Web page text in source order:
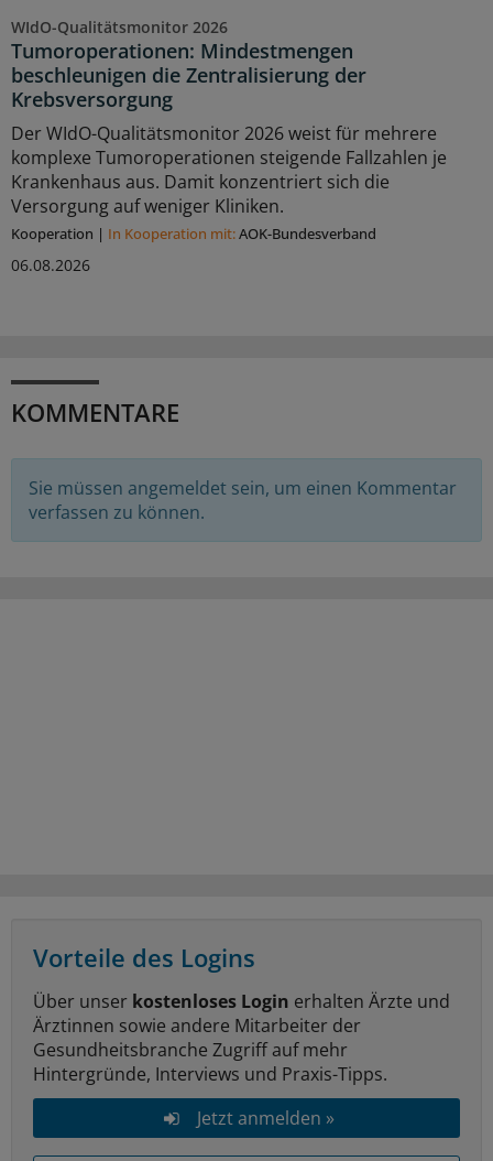
WIdO-Qualitätsmonitor 2026
Tumoroperationen: Mindestmengen
beschleunigen die Zentralisierung der
Krebsversorgung
Der WIdO-Qualitätsmonitor 2026 weist für mehrere
komplexe Tumoroperationen steigende Fallzahlen je
Krankenhaus aus. Damit konzentriert sich die
Versorgung auf weniger Kliniken.
Kooperation | In Kooperation mit:AOK-Bundesverband
06.08.2026
KOMMENTARE
Sie müssen angemeldet sein, um einen Kommentar
verfassen zu können.
Vorteile des Logins
Über unser kostenloses Login erhalten Ärzte und
Ärztinnen sowie andere Mitarbeiter der
Gesundheitsbranche Zugriff auf mehr
Hintergründe, Interviews und Praxis-Tipps.
Jetzt anmelden »